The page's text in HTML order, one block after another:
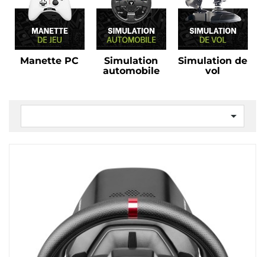
Manette PC
Simulation
automobile
Simulation de
vol
